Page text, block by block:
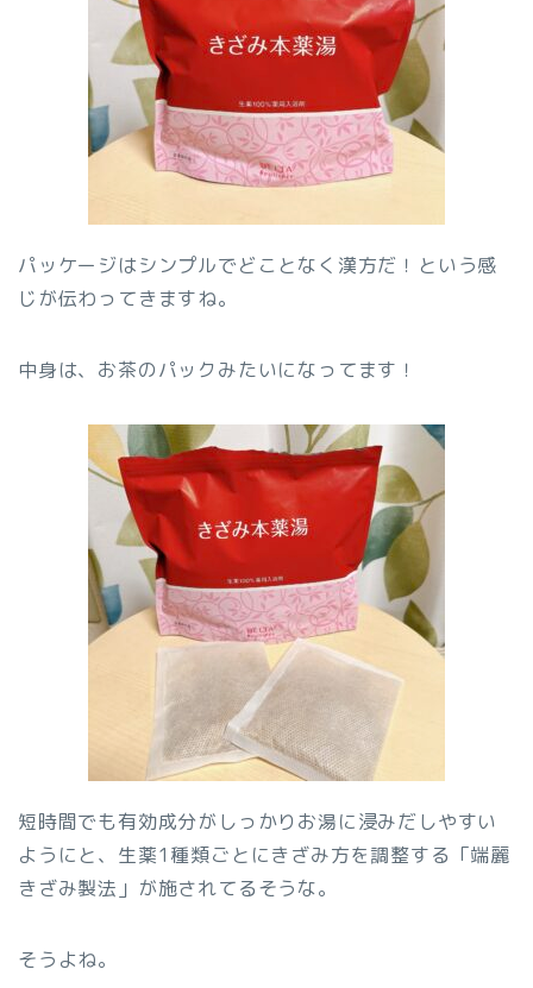
パッケージはシンプルでどことなく漢方だ！という感
じが伝わってきますね。
中身は、お茶のパックみたいになってます！
短時間でも有効成分がしっかりお湯に浸みだしやすい
ようにと、生薬1種類ごとにきざみ方を調整する「端麗
きざみ製法」が施されてるそうな。
そうよね。